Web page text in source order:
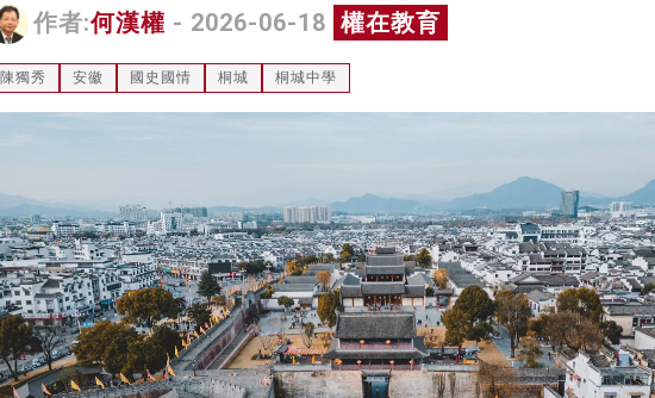
作者:何漢權 - 2026-06-18 權在教育
陳獨秀 安徽 國史國情 桐城 桐城中學